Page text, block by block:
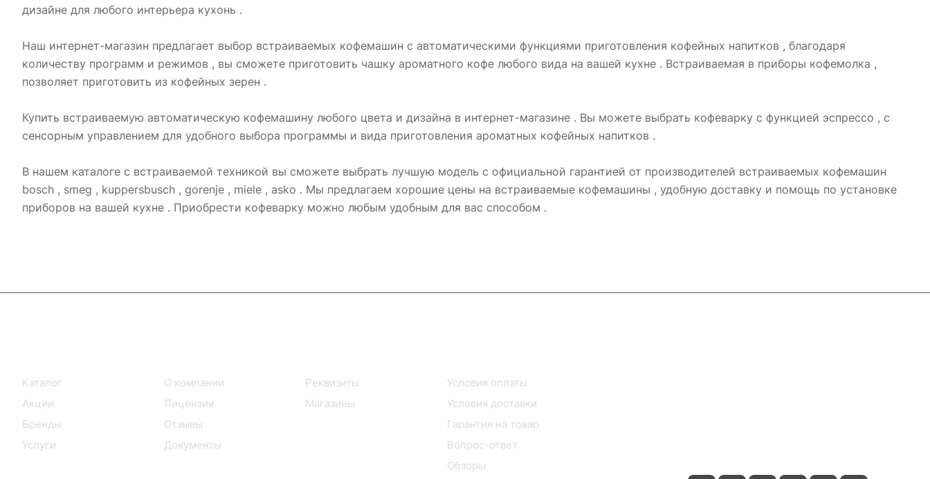
дизайне для любого интерьера кухонь .
Наш интернет-магазин предлагает выбор встраиваемых кофемашин с автоматическими функциями приготовления кофейных напитков , благодаря
количеству программ и режимов , вы сможете приготовить чашку ароматного кофе любого вида на вашей кухне . Встраиваемая в приборы кофемолка ,
позволяет приготовить из кофейных зерен .
Купить встраиваемую автоматическую кофемашину любого цвета и дизайна в интернет-магазине . Вы можете выбрать кофеварку с функцией эспрессо , с
сенсорным управлением для удобного выбора программы и вида приготовления ароматных кофейных напитков .
В нашем каталоге с встраиваемой техникой вы сможете выбрать лучшую модель с официальной гарантией от производителей встраиваемых кофемашин
bosch , smeg , kuppersbusch , gorenje , miele , asko . Мы предлагаем хорошие цены на встраиваемые кофемашины , удобную доставку и помощь по установке
приборов на вашей кухне . Приобрести кофеварку можно любым удобным для вас способом .
Каталог
Акции
Бренды
Услуги
О компании
Лицензии
Отзывы
Документы
Реквизиты
Магазины
Условия оплаты
Условия доставки
Гарантия на товар
Вопрос-ответ
Обзоры